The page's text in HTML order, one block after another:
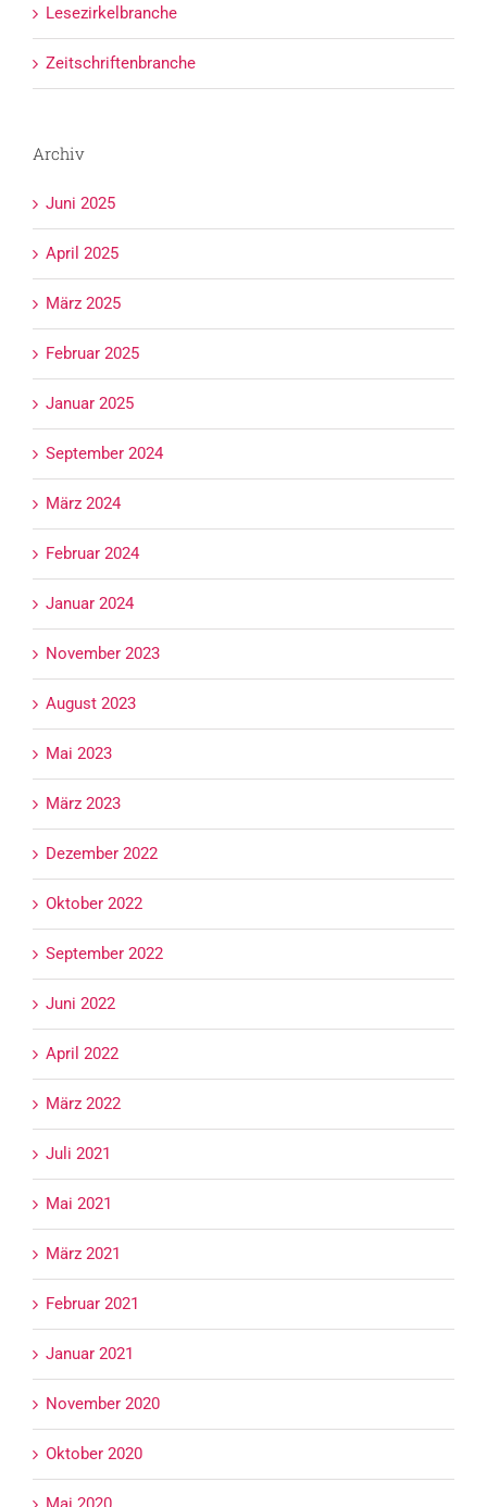
Lesezirkelbranche
Zeitschriftenbranche
Archiv
Juni 2025
April 2025
März 2025
Februar 2025
Januar 2025
September 2024
März 2024
Februar 2024
Januar 2024
November 2023
August 2023
Mai 2023
März 2023
Dezember 2022
Oktober 2022
September 2022
Juni 2022
April 2022
März 2022
Juli 2021
Mai 2021
März 2021
Februar 2021
Januar 2021
November 2020
Oktober 2020